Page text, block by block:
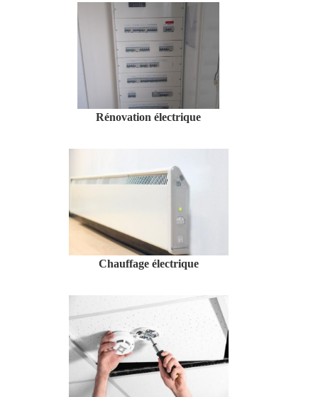
Rénovation électrique
Chauffage électrique